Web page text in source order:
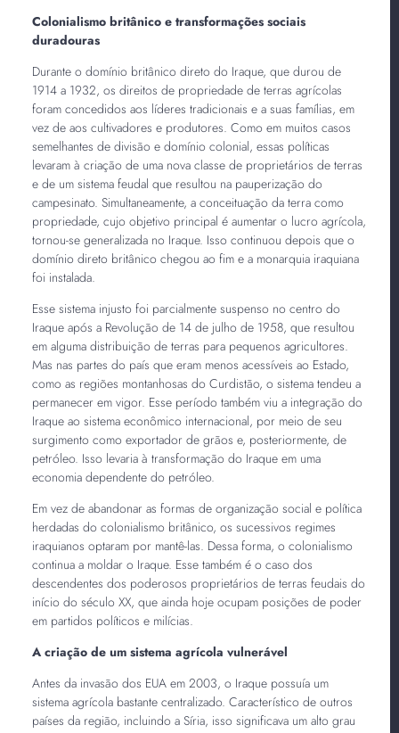
Colonialismo britânico e transformações sociais
duradouras
Durante o domínio britânico direto do Iraque, que durou de
1914 a 1932, os direitos de propriedade de terras agrícolas
foram concedidos aos líderes tradicionais e a suas famílias, em
vez de aos cultivadores e produtores. Como em muitos casos
semelhantes de divisão e domínio colonial, essas políticas
levaram à criação de uma nova classe de proprietários de terras
e de um sistema feudal que resultou na pauperização do
campesinato. Simultaneamente, a conceituação da terra como
propriedade, cujo objetivo principal é aumentar o lucro agrícola,
tornou-se generalizada no Iraque. Isso continuou depois que o
domínio direto britânico chegou ao fim e a monarquia iraquiana
foi instalada.
Esse sistema injusto foi parcialmente suspenso no centro do
Iraque após a Revolução de 14 de julho de 1958, que resultou
em alguma distribuição de terras para pequenos agricultores.
Mas nas partes do país que eram menos acessíveis ao Estado,
como as regiões montanhosas do Curdistão, o sistema tendeu a
permanecer em vigor. Esse período também viu a integração do
Iraque ao sistema econômico internacional, por meio de seu
surgimento como exportador de grãos e, posteriormente, de
petróleo. Isso levaria à transformação do Iraque em uma
economia dependente do petróleo.
Em vez de abandonar as formas de organização social e política
herdadas do colonialismo britânico, os sucessivos regimes
iraquianos optaram por mantê-las. Dessa forma, o colonialismo
continua a moldar o Iraque. Esse também é o caso dos
descendentes dos poderosos proprietários de terras feudais do
início do século XX, que ainda hoje ocupam posições de poder
em partidos políticos e milícias.
A criação de um sistema agrícola vulnerável
Antes da invasão dos EUA em 2003, o Iraque possuía um
sistema agrícola bastante centralizado. Característico de outros
países da região, incluindo a Síria, isso significava um alto grau